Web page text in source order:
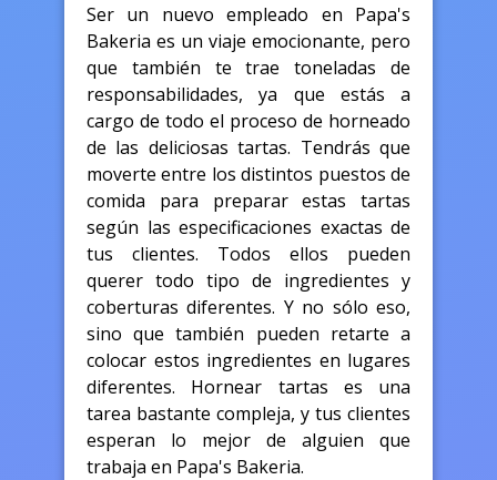
Ser un nuevo empleado en Papa's
Bakeria es un viaje emocionante, pero
que también te trae toneladas de
responsabilidades, ya que estás a
cargo de todo el proceso de horneado
de las deliciosas tartas. Tendrás que
moverte entre los distintos puestos de
comida para preparar estas tartas
según las especificaciones exactas de
tus clientes. Todos ellos pueden
querer todo tipo de ingredientes y
coberturas diferentes. Y no sólo eso,
sino que también pueden retarte a
colocar estos ingredientes en lugares
diferentes. Hornear tartas es una
tarea bastante compleja, y tus clientes
esperan lo mejor de alguien que
trabaja en Papa's Bakeria.